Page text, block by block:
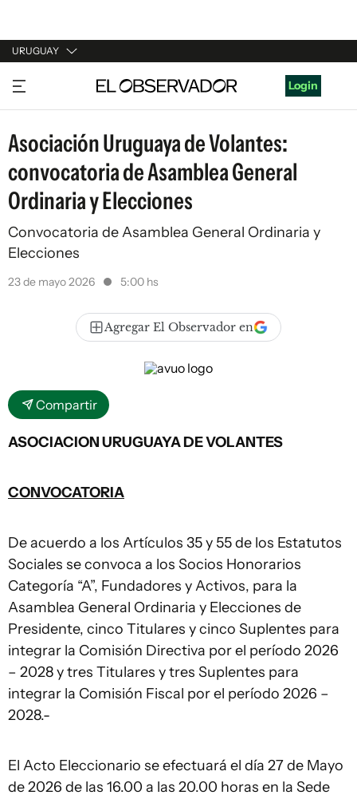
URUGUAY
URUGUAY
ARGENTINA
ESPAÑA
ESTADOS UNIDOS
Login
Asociación Uruguaya de Volantes:
convocatoria de Asamblea General
Ordinaria y Elecciones
Convocatoria de Asamblea General Ordinaria y
Elecciones
23 de mayo 2026 5:00 hs
Agregar El Observador en
Compartir
ASOCIACION URUGUAYA DE VOLANTES
CONVOCATORIA
De acuerdo a los Artículos 35 y 55 de los Estatutos
Sociales se convoca a los Socios Honorarios
Categoría “A”, Fundadores y Activos, para la
Asamblea General Ordinaria y Elecciones de
Presidente, cinco Titulares y cinco Suplentes para
integrar la Comisión Directiva por el período 2026
– 2028 y tres Titulares y tres Suplentes para
integrar la Comisión Fiscal por el período 2026 –
2028.-
El Acto Eleccionario se efectuará el día 27 de Mayo
de 2026 de las 16.00 a las 20.00 horas en la Sede